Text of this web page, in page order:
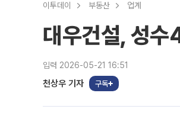
이투데이 부동산 업계
대우건설, 성수
입력 2026-05-21 16:51
천상우 기자 구독